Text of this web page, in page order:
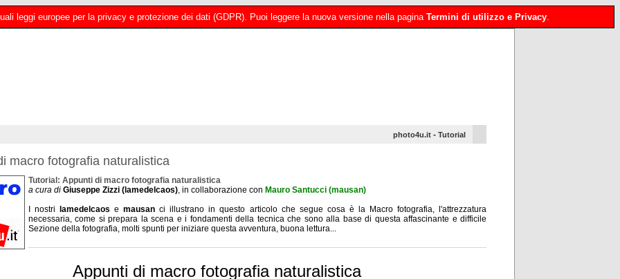
leggi europee per la privacy e protezione dei dati (GDPR). Puoi leggere la nuova versione nella pagina Termini di utilizzo e Privacy.
photo4u.it - Tutorial
macro fotografia naturalistica
Tutorial: Appunti di macro fotografia naturalistica
a cura di Giuseppe Zizzi (lamedelcaos), in collaborazione con Mauro Santucci (mausan)
I nostri
lamedelcaosemausanci illustrano in questo articolo che segue cosa è la Macro fotografia, l'attrezzatura
necessaria, come si prepara la scena e i fondamenti della tecnica che sono alla base di questa affascinante e difficile
Sezione della fotografia, molti spunti per iniziare questa avventura, buona lettura...
Appunti di macro fotografia naturalistica